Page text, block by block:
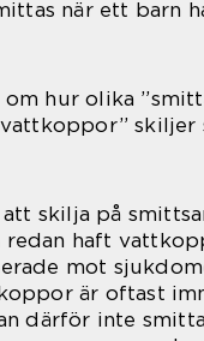
när ett barn
om hur olika
skiljer
skilja på
redan haft
mot
är oftast
därför inte